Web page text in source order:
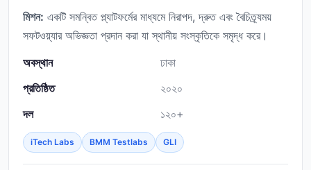
মিশন: একটি সমন্বিত প্ল্যাটফর্মের মাধ্যমে নিরাপদ, দ্রুত এবং বৈচিত্র্যময়
সফটওয়্যার অভিজ্ঞতা প্রদান করা যা স্থানীয় সংস্কৃতিকে সমৃদ্ধ করে।
অবস্থান
ঢাকা
প্রতিষ্ঠিত
২০২০
দল
১২০+
iTech Labs BMM Testlabs GLI